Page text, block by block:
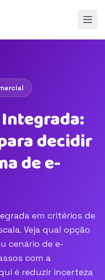
decidir
de e-
em critérios de
Veja qual opção
cenário de e-
com a
é reduzir incerteza